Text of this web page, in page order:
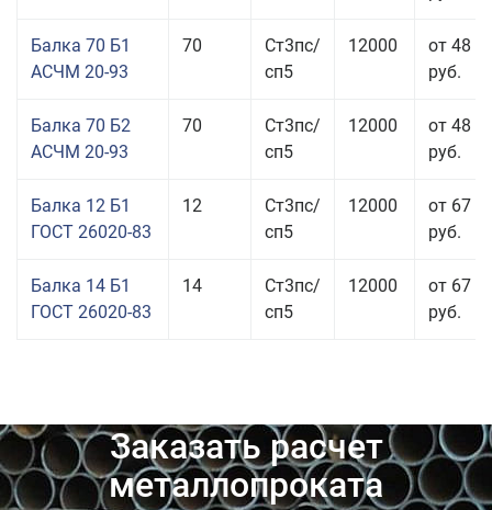
Балка 70 Б1
АСЧМ 20-93
70
Ст3пс/
сп5
12000
от 48
руб.
Балка 70 Б2
АСЧМ 20-93
70
Ст3пс/
сп5
12000
от 48
руб.
Балка 12 Б1
ГОСТ 26020-83
12
Ст3пс/
сп5
12000
от 67
руб.
Балка 14 Б1
ГОСТ 26020-83
14
Ст3пс/
сп5
12000
от 67
руб.
Заказать расчет
металлопроката